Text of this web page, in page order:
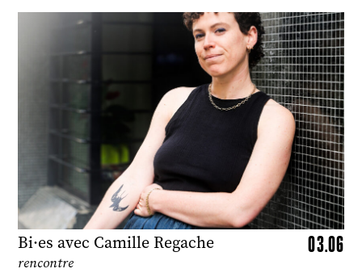
Bi·es avec Camille Regache 03.06
rencontre